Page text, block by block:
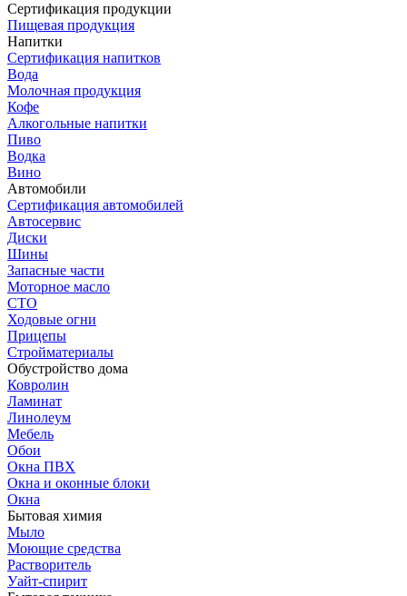
Сертификация продукции
Пищевая продукция
Напитки
Сертификация напитков
Вода
Молочная продукция
Кофе
Алкогольные напитки
Пиво
Водка
Вино
Автомобили
Сертификация автомобилей
Автосервис
Диски
Шины
Запасные части
Моторное масло
СТО
Ходовые огни
Прицепы
Стройматериалы
Обустройство дома
Ковролин
Ламинат
Линолеум
Мебель
Обои
Окна ПВХ
Окна и оконные блоки
Окна
Бытовая химия
Мыло
Моющие средства
Растворитель
Уайт-спирит